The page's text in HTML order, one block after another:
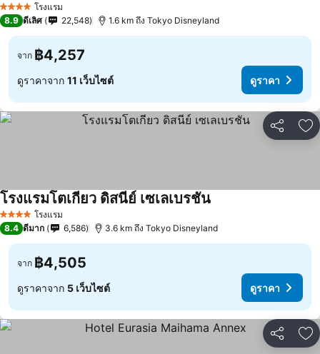
4 ดาว โรงแรม
8.9 ดีเลิศ 22,548 1.6 km ถึง Tokyo Disneyland
จาก ฿4,257
ดูราคาจาก 11 เว็บไซต์ ดูราคา
แชร์ เ
4 ดาว โรงแรม
โรงแรมโตเกียว ดิสนีย์ เซเลเบรชัน
8.4 ดีมาก 6,586 3.6 km ถึง Tokyo Disneyland
จาก ฿4,505
ดูราคาจาก 5 เว็บไซต์ ดูราคา
แชร์ เ